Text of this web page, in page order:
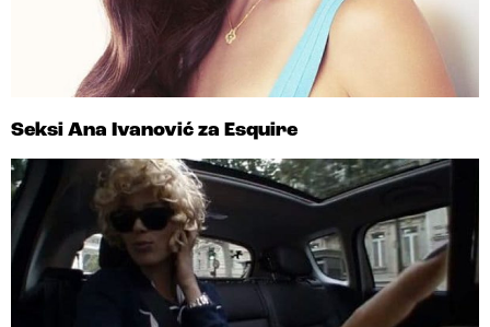
Seksi Ana Ivanović za Esquire